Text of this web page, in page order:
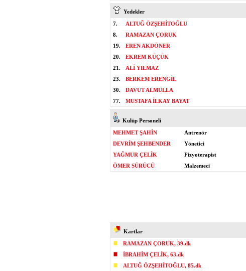
Yedekler
7.
ALTUĞ ÖZŞEHİTOĞLU
8.
RAMAZAN ÇORUK
19.
EREN AKDÖNER
20.
EKREM KÜÇÜK
21.
ALİ YILMAZ
23.
BERKEM ERENGİL
30.
DAVUT ALMULLA
77.
MUSTAFA İLKAY BAYAT
Kulüp Personeli
MEHMET ŞAHİN
Antrenör
DEVRİM ŞEHBENDER
Yönetici
YAĞMUR ÇELİK
Fizyoterapist
ÖMER SÜRÜCÜ
Malzemeci
Kartlar
RAMAZAN ÇORUK, 39.dk
İBRAHİM ÇELİK, 63.dk
ALTUĞ ÖZŞEHİTOĞLU, 85.dk